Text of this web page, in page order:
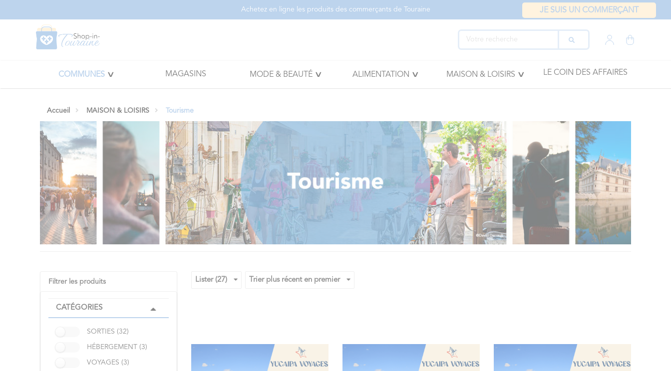
Achetez en ligne les produits des commerçants de Touraine JE SUIS UN COMMERÇANT
COMMUNES MAGASINS MODE & BEAUTÉ ALIMENTATION MAISON & LOISIRS LE COIN DES AFFAIRES
Accueil MAISON & LOISIRS Tourisme
Filtrer les produits
CATÉGORIES
SORTIES (32)
HÉBERGEMENT (3)
VOYAGES (3)
Lister (27) Trier plus récent en premier